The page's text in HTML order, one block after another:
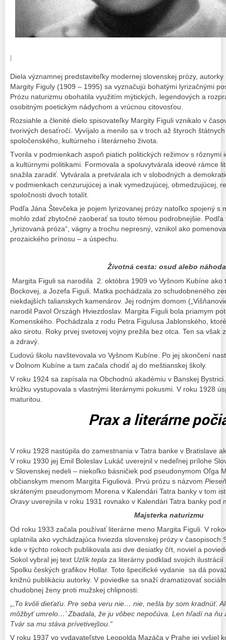
Diela významnej predstaviteľky modernej slovenskej prózy,
Margity Figuly (1909 – 1995) sa vyznačujú bohatými lyrizačnými
Prózu naturizmu obohatila využitím mýtických, legendových a
osobitným poetickým nádychom a vrúcnou citovosťou.
Rozsiahle a členité dielo spisovateľky Margity Figuli vznikalo v
tvorivých desaťročí. Vyvíjalo a menilo sa v troch až štyroch
spoločenského, kultúrneho i literárneho života.
Tvorila v podmienkach aspoň piatich politických režimov s rôznymi
a kultúrnymi politikami. Formovala a spoluvytvárala ideové rámce
snažila zaradiť. Vytvárala a pretvárala ich v slobodných a
v podmienkach cenzurujúcej a inak vymedzujúcej, obmedzujúcej,
spoločnosti dvoch totalít.
Podľa Jána Števčeka je pojem lyrizovanej prózy natoľko spojený s
mohlo zdať zbytočné zaoberať sa touto témou podrobnejšie.
„lyrizovaná próza“, vágny a trochu nepresný, vznikol ako
prozaického prínosu – a úspechu.
Životná cesta: osud alebo
Margita Figuli sa narodila 2. októbra 1909 vo Vyšnom Kubíne ako
Bockovej, a Jozefa Figuli. Matka pochádzala zo schudobneného
niekdajších talianskych kamenárov. Jej rodným domom
narodil Pavol Országh Hviezdoslav. Margita Figuli bola priamym
Komenského. Pochádzala z rodu Petra Figulusa Jablonského,
ako sirotu. Roky prvej svetovej vojny prežila bez otca. Ten sa však
a zdravý.
Ľudovú školu navštevovala vo Vyšnom Kubíne. Po jej skončení
v Dolnom Kubíne a tam začala chodiť aj do meštianskej školy.
V roku 1924 sa zapísala na Obchodnú akadémiu v Banskej
krúžku vystupovala s vlastnými literárnymi pokusmi. V roku 1928
maturitou.
Prax a literárne
V roku 1928 nastúpila do zamestnania v Tatra banke v Bratislave
V roku 1930 jej Emil Boleslav Lukáč uverejnil v nedeľnej prílohe
v Slovenskej nedeli – niekoľko básničiek pod pseudonymom Oľga
občianskym menom Margita Figuliová. Prvú prózu s názvom
skráteným pseudonymom Morena v Kalendári Tatra banky v tom
Oravy uverejnila v roku 1931 rovnako v Kalendári Tatra banky pod
Majsterka naturizmu
Od roku 1933 začala používať literárne meno Margita Figuli. V
uplatnila ako vychádzajúca hviezda slovenskej prózy v časopisoch
kde v týchto rokoch publikovala asi dve desiatky čŕt, noviel a
Sokol vybral jej text Uzlík tepla za literárny podklad svojich
Spolku českých grafikov Hollar. Toto špecifické vydanie sa dá
knižnú publikáciu autorky. V poviedke sa snaží dramatizovať
chudobnej ženy proti mužskej chlipnosti:
To kvôli dieťaťu. Pre seba veru nie… nie, nešla by som kradnúť.
môžbyť umrelo…’Zbadala, že ju vôbec nepočúva. Len hľadí na ňu
Tvár sa mu stáva prívetivejšou.“
V roku 1937 vo vydavateľstve Leopolda Mazáča v Prahe jej vyšiel